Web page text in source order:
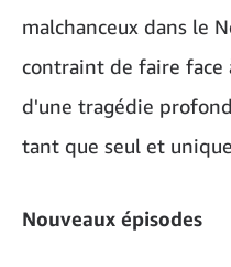
malchanceux dans le
contraint de faire face
d'une tragédie
tant que seul et
Nouveaux épisodes